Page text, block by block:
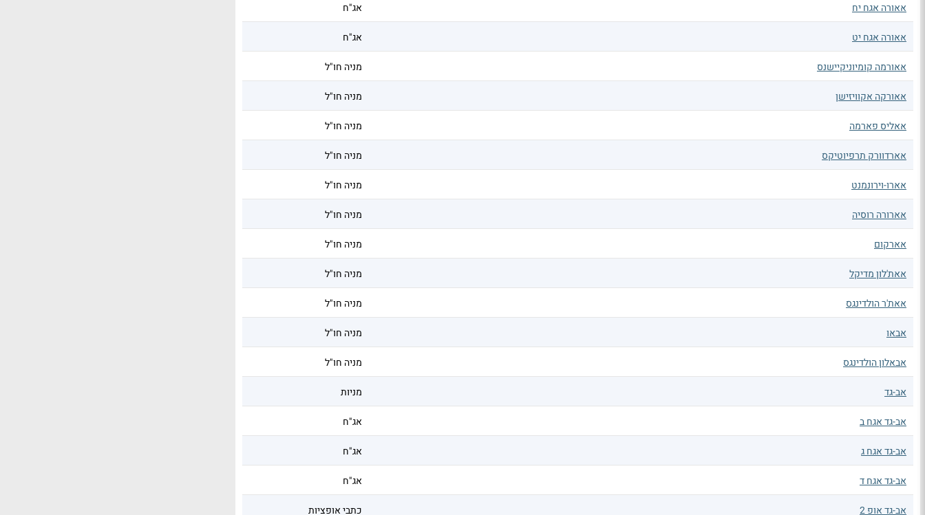
אאורה אגח יח אג"ח
אאורה אגח יט אג"ח
אאורמה קומיוניקיישנס מניה חו"ל
אאורקה אקוויזישן מניה חו"ל
אאליס פארמה מניה חו"ל
אארדוורק תרפיוטיקס מניה חו"ל
אארו-וירונמנט מניה חו"ל
אארורה רוסיה מניה חו"ל
אארקום מניה חו"ל
אאת'לון מדיקל מניה חו"ל
אאת'ר הולדינגס מניה חו"ל
אבאו מניה חו"ל
אבאלון הולדינגס מניה חו"ל
אב-גד מניות
אב-גד אגח ב אג"ח
אב-גד אגח ג אג"ח
אב-גד אגח ד אג"ח
אב-גד אופ 2 כתבי אופציות